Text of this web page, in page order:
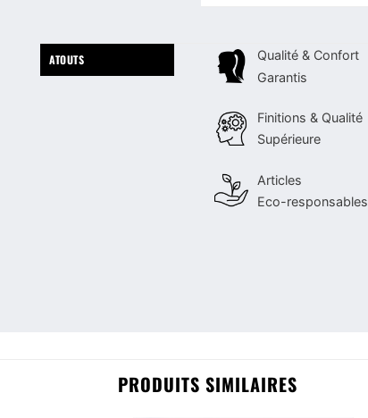
ATOUTS
Qualité & Confort
Garantis
Finitions & Qualité
Supérieure
Articles
Eco-responsables
PRODUITS SIMILAIRES